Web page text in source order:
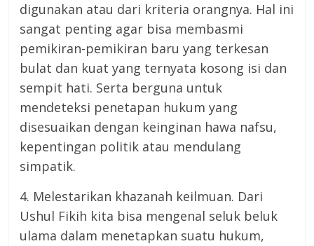
digunakan atau dari kriteria orangnya. Hal ini
sangat penting agar bisa membasmi
pemikiran-pemikiran baru yang terkesan
bulat dan kuat yang ternyata kosong isi dan
sempit hati. Serta berguna untuk
mendeteksi penetapan hukum yang
disesuaikan dengan keinginan hawa nafsu,
kepentingan politik atau mendulang
simpatik.
4. Melestarikan khazanah keilmuan. Dari
Ushul Fikih kita bisa mengenal seluk beluk
ulama dalam menetapkan suatu hukum,